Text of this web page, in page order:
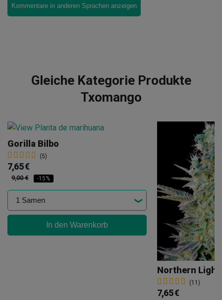
Kommentare in anderen Sprachen anzeigen
Gleiche Kategorie Produkte
Txomango
Gorilla Bilbo
(5)
7,65 €
9,00 € -15%
In den Warenkorb
Northern
(11)
7,65 €